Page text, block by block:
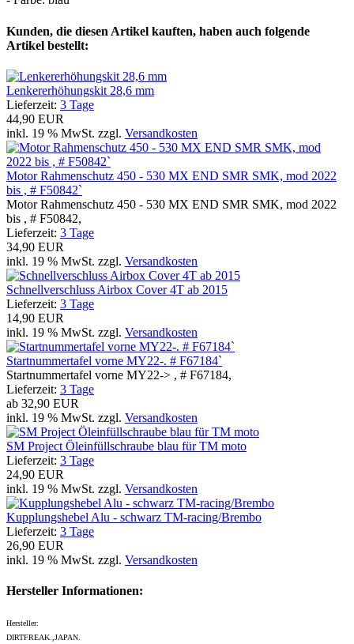
Kunden, die diesen Artikel kauften, haben auch folgende
Artikel bestellt:
Lenkererhöhungskit 28,6 mm
Lieferzeit: 3 Tage
44,90 EUR
inkl. 19 % MwSt. zzgl. Versandkosten
Motor Rahmenschutz 450 - 530 MX END SMR SMK, mod 2022
bis , # F50842`
Motor Rahmenschutz 450 - 530 MX END SMR SMK, mod 2022
bis , # F50842,
Lieferzeit: 3 Tage
34,90 EUR
inkl. 19 % MwSt. zzgl. Versandkosten
Schnellverschluss Airbox Cover 4T ab 2015
Lieferzeit: 3 Tage
14,90 EUR
inkl. 19 % MwSt. zzgl. Versandkosten
Startnummertafel vorne MY22-. # F67184`
Startnummertafel vorne MY22-> , # F67184,
Lieferzeit: 3 Tage
ab 32,90 EUR
inkl. 19 % MwSt. zzgl. Versandkosten
SM Project Öleinfüllschraube blau für TM moto
Lieferzeit: 3 Tage
24,90 EUR
inkl. 19 % MwSt. zzgl. Versandkosten
Kupplungshebel Alu - schwarz TM-racing/Brembo
Lieferzeit: 3 Tage
26,90 EUR
inkl. 19 % MwSt. zzgl. Versandkosten
Hersteller Informationen:
Hersteller:
DIRTFREAK.,JAPAN.